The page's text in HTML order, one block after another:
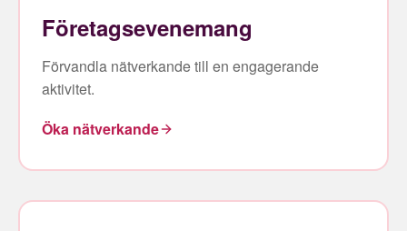
Företagsevenemang
Förvandla nätverkande till en engagerande
aktivitet.
Öka nätverkande